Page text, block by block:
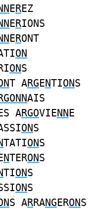
EREZ
ERIONS
ERONT
ON
ONS
T ARGENTIONS
AIS
ARGOVIENNE
ONS
TATIONS
NTERONS
TIONS
ONS
S ARRANGERONS